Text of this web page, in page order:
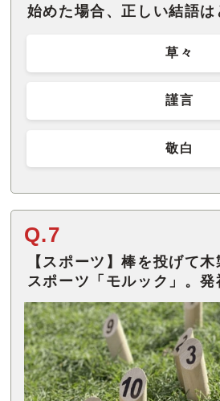
始めた場合、正しい結語は
草々
謹言
敬白
Q.7
【スポーツ】棒を投げて
スポーツ「モルック」。発